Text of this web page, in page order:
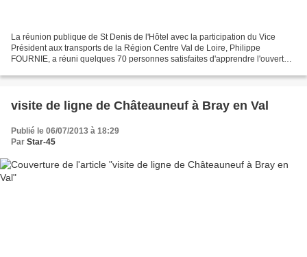
La réunion publique de St Denis de l'Hôtel avec la participation du Vice
Président aux transports de la Région Centre Val de Loire, Philippe
FOURNIE, a réuni quelques 70 personnes satisfaites d'apprendre l'ouverture
visite de ligne de Châteauneuf à Bray en Val
Publié le 06/07/2013 à 18:29
Par Star-45